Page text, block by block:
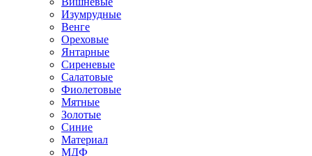
Изумрудные
Венге
Ореховые
Янтарные
Сиреневые
Салатовые
Фиолетовые
Мятные
Золотые
Синие
Материал
МДФ